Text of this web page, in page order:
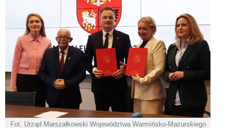
Fot. Urząd Marszałkowski Województwa Warmińsko-Mazurskiego